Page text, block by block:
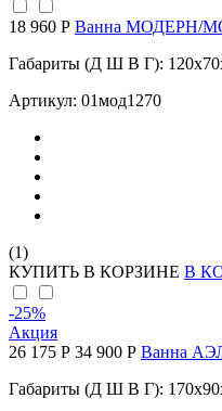
18 960 Р Ванна МОДЕРН/
Габариты (Д Ш В Г):
Артикул: 01мод1270
(1)
КУПИТЬ В КОРЗИНЕ В
-25%
Акция
26 175 Р 34 900 Р Ванна
Габариты (Д Ш В Г):